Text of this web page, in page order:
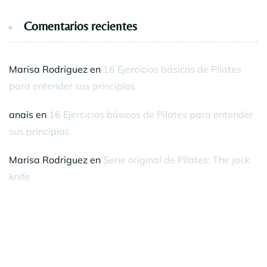
Comentarios recientes
Marisa Rodriguez en 16 Ejercicios básicos de Pilates
para entender sus principios
anais en 16 Ejercicios básicos de Pilates para entender
sus principios
Marisa Rodriguez en Serie original de Pilates: The jack
knife